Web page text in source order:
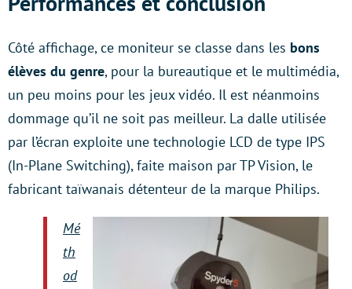
Côté affichage, ce moniteur se classe dans les bons
élèves du genre, pour la bureautique et le multimédia,
un peu moins pour les jeux vidéo. Il est néanmoins
dommage qu’il ne soit pas meilleur. La dalle utilisée
par l’écran exploite une technologie LCD de type IPS
(In-Plane Switching), faite maison par TP Vision, le
fabricant taïwanais détenteur de la marque Philips.
Mé
th
od